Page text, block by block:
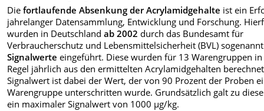
Diefortlaufende Absenkung der Acrylamidgehalte ist ein
jahrelanger Datensammlung, Entwicklung und Forschung.
wurden in Deutschlandab 2002 durch das Bundesamt für
Verbraucherschutz und Lebensmittelsicherheit (BVL)
Signalwerte eingeführt. Diese wurden für 13 Warengruppen
Regel jährlich aus den ermittelten Acrylamidgehalten
Signalwert ist dabei der Wert, der von 90 Prozent der Proben
Warengruppe unterschritten wurde. Grundsätzlich galt zu
ein maximaler Signalwert von 1000 µg/kg.